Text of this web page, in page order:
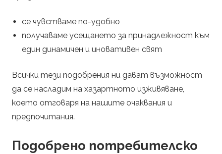
се чувстваме по-удобно
получаваме усещането за принадлежност към
един динамичен и иновативен свят
Всички тези подобрения ни дават възможност
да се насладим на хазартното изживяване,
което отговаря на нашите очаквания и
предпочитания.
Подобрено потребителско